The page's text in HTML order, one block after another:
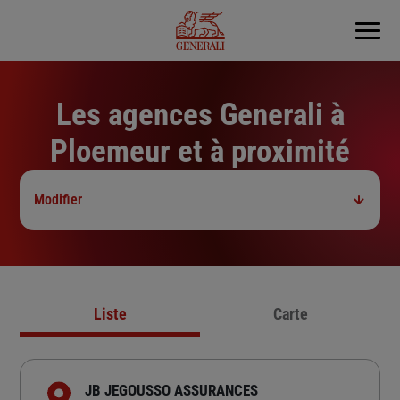
Menu
Les agences Generali à
Ploemeur et à proximité
Modifier
Liste Carte
JB JEGOUSSO ASSURANCES